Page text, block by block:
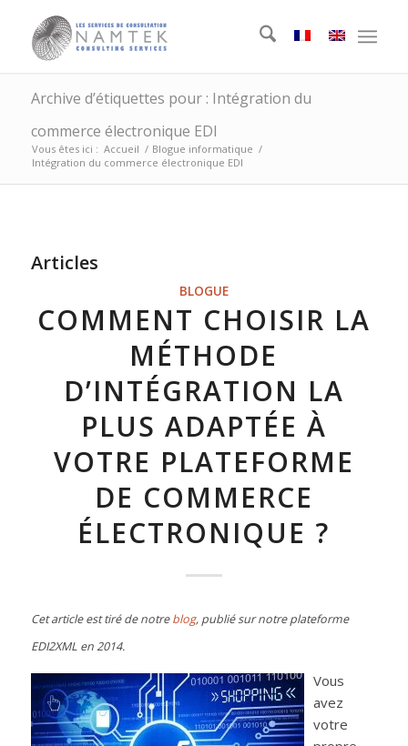
Archive d’étiquettes pour : Intégration du
commerce électronique EDI
Vous êtes ici : Accueil / Blogue informatique /
Intégration du commerce électronique EDI
Articles
BLOGUE
COMMENT CHOISIR LA
MÉTHODE
D’INTÉGRATION LA
PLUS ADAPTÉE À
VOTRE PLATEFORME
DE COMMERCE
ÉLECTRONIQUE ?
Cet article est tiré de notreblog, publié sur notre plateforme
EDI2XML en 2014.
Vous
avez
votre